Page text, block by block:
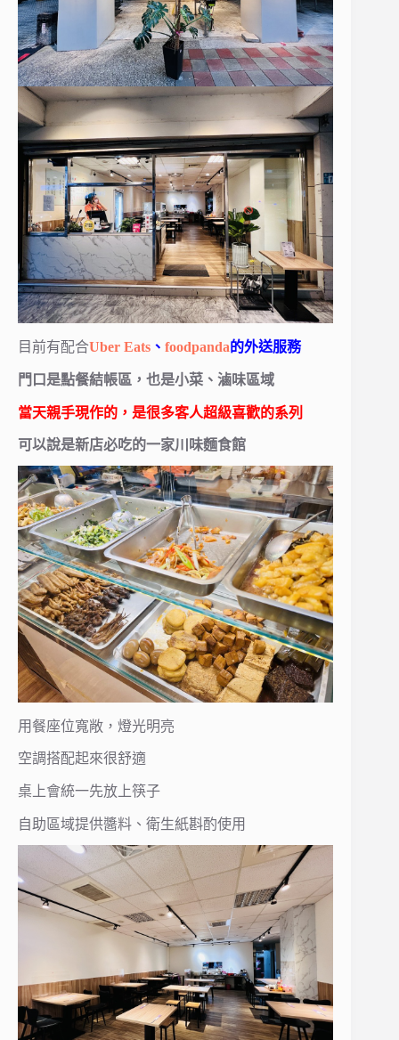
目前有配合Uber Eats 、 foodpanda的外送服務
門口是點餐結帳區，也是小菜、滷味區域
當天親手現作的，是很多客人超級喜歡的系列
可以說是新店必吃的一家川味麵食館
用餐座位寬敞，燈光明亮
空調搭配起來很舒適
桌上會統一先放上筷子
自助區域提供醬料、衛生紙斟酌使用